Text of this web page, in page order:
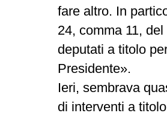
fare altro. In
24, comma 11,
deputati a titolo
Presidente».
Ieri, sembrava
di interventi a